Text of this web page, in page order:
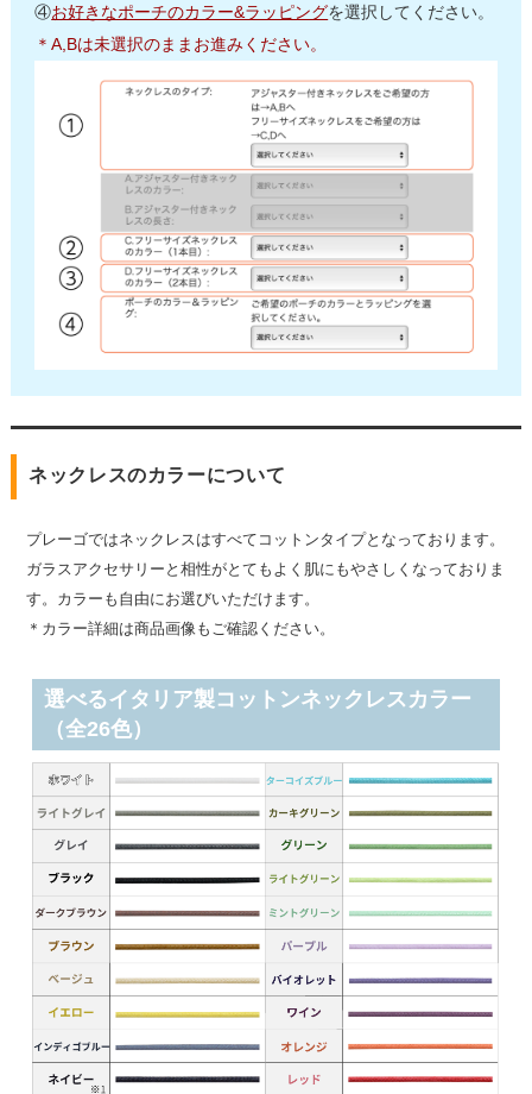
④お好きなポーチのカラー&ラッピングを選択してください。
＊A,Bは未選択のままお進みください。
ネックレスのカラーについて
プレーゴではネックレスはすべてコットンタイプとなっております。
ガラスアクセサリーと相性がとてもよく肌にもやさしくなっておりま
す。カラーも自由にお選びいただけます。
＊カラー詳細は商品画像もご確認ください。
選べるイタリア製コットンネックレスカラー
（全26色）